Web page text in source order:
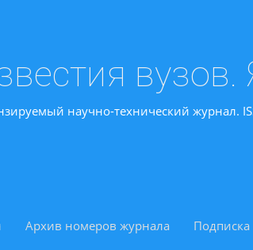
вузов.
научно-технический журнал.
Архив номеров журнала Подписка